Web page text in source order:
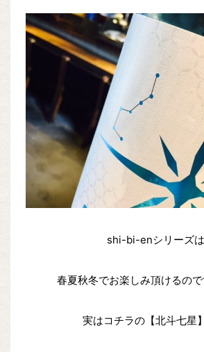
shi-bi-enシリーズは
春夏秋冬でお楽しみ頂けるので
実はコチラの【北斗七星